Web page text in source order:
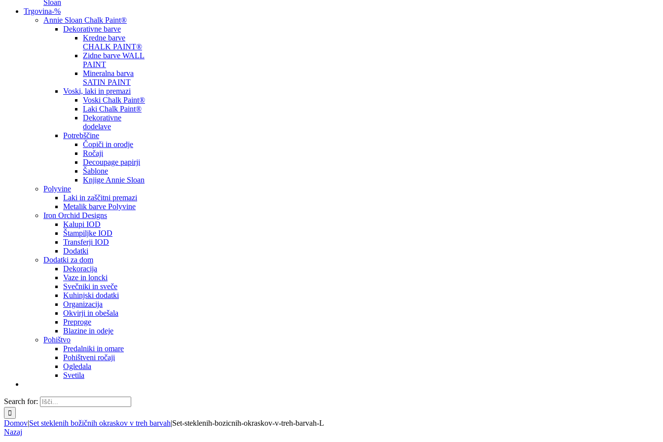
Sloan
Trgovina-%
Annie Sloan Chalk Paint®
Dekorativne barve
Kredne barve
CHALK PAINT®
Zidne barve WALL
PAINT
Mineralna barva
SATIN PAINT
Voski, laki in premazi
Voski Chalk Paint®
Laki Chalk Paint®
Dekorativne
dodelave
Potrebščine
Čopiči in orodje
Ročaji
Decoupage papirji
Šablone
Knjige Annie Sloan
Polyvine
Laki in zaščitni premazi
Metalik barve Polyvine
Iron Orchid Designs
Kalupi IOD
Štampiljke IOD
Transferji IOD
Dodatki
Dodatki za dom
Dekoracija
Vaze in loncki
Svečniki in sveče
Kuhinjski dodatki
Organizacija
Okvirji in obešala
Preproge
Blazine in odeje
Pohištvo
Predalniki in omare
Pohištveni ročaji
Ogledala
Svetila
Search for:
Domov|Set steklenih božičnih okraskov v treh barvah|Set-steklenih-bozicnih-okraskov-v-treh-barvah-L
Nazaj